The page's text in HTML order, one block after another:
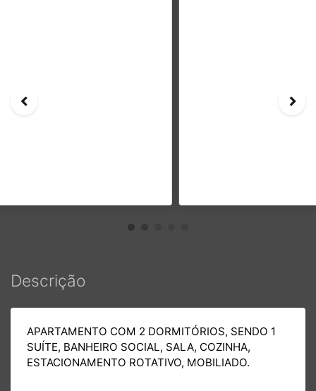
Mais Informações
Descrição
ESTACIONAMENTO ROTATIVO, MOBILIADO.